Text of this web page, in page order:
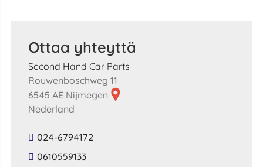
Ottaa yhteyttä
Second Hand Car Parts
Rouwenboschweg 11
6545 AE Nijmegen
Nederland
024-6794172
0610559133